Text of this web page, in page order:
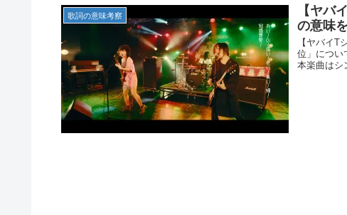
歌詞の意味考察
【ヤバ
の意味
【ヤバイ
位」につい
本楽曲はシ